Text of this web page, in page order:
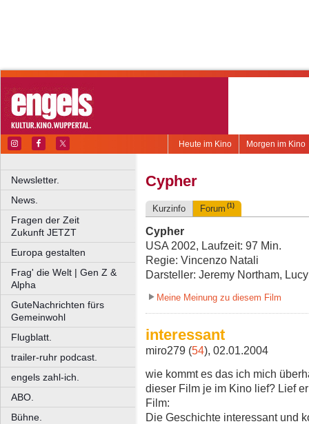
Morgen im Kino
Heute im Kino
Newsletter.
News.
Fragen der Zeit
Zukunft JETZT
Europa gestalten
Frag' die Welt | Gen Z &
Alpha
GuteNachrichten fürs
Gemeinwohl
Flugblatt.
trailer-ruhr podcast.
engels zahl-ich.
ABO.
Bühne.
Cypher
Kurzinfo Forum (1)
Cypher
USA 2002, Laufzeit: 97 Min.
Regie: Vincenzo Natali
Darsteller: Jeremy Northam,
Meine Meinung zu diesem Film
interessant
miro279 (54), 02.01.2004
wie kommt es das ich mich
dieser Film je im Kino lief? Lief
Film:
Die Geschichte interessant und